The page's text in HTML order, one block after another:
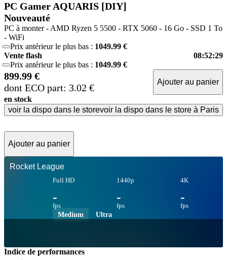
PC Gamer AQUARIS [DIY]
Nouveauté
PC à monter - AMD Ryzen 5 5500 - RTX 5060 - 16 Go - SSD 1 To
- WiFi
Prix antérieur le plus bas : 1049.99 €
Vente flash
08:52:29
Prix antérieur le plus bas : 1049.99 €
899.99 €
dont ECO part: 3.02 €
Ajouter au panier
en stock
voir la dispo dans le storevoir la dispo dans le store à Paris
Ajouter au panier
Rocket League
Full HD
-
fps
1440p
-
fps
4K
-
fps
Medium Ultra
Indice de performances